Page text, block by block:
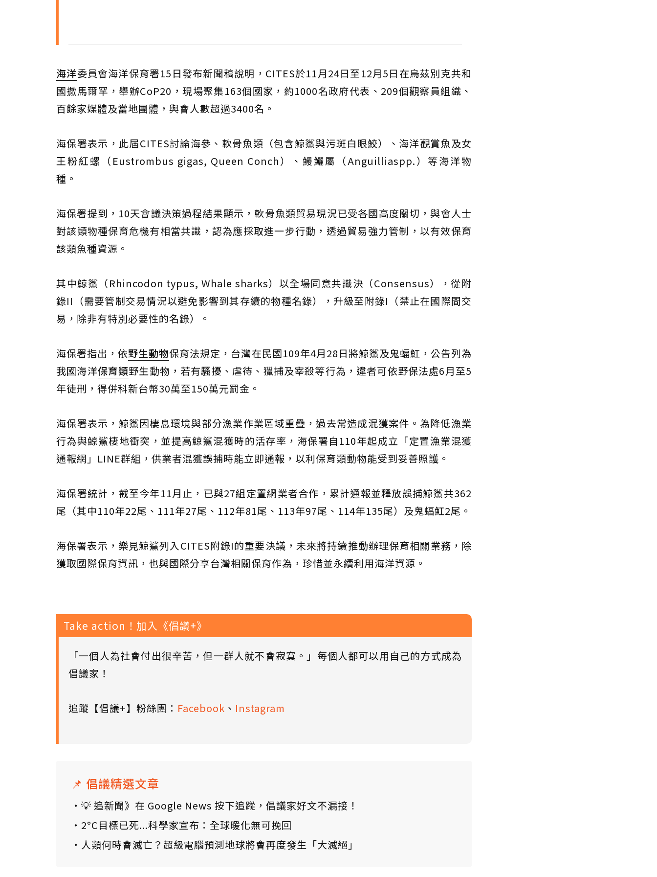
海洋委員會海洋保育署15日發布新聞稿說明，CITES於11月24日至12月5日在烏茲別克共和
國撒馬爾罕，舉辦CoP20，現場聚集163個國家，約1000名政府代表、209個觀察員組織、
百餘家媒體及當地團體，與會人數超過3400名。
海保署表示，此屆CITES討論海參、軟骨魚類（包含鯨鯊與污斑白眼鮫）、海洋觀賞魚及女
王粉紅螺（Eustrombus gigas, Queen Conch）、鰻鱺屬（Anguilliaspp.）等海洋物
種。
海保署提到，10天會議決策過程結果顯示，軟骨魚類貿易現況已受各國高度關切，與會人士
對該類物種保育危機有相當共識，認為應採取進一步行動，透過貿易強力管制，以有效保育
該類魚種資源。
其中鯨鯊（Rhincodon typus, Whale sharks）以全場同意共識決（Consensus），從附
錄II（需要管制交易情況以避免影響到其存續的物種名錄），升級至附錄I（禁止在國際間交
易，除非有特別必要性的名錄）。
海保署指出，依野生動物保育法規定，台灣在民國109年4月28日將鯨鯊及鬼蝠魟，公告列為
我國海洋保育類野生動物，若有騷擾、虐待、獵捕及宰殺等行為，違者可依野保法處6月至5
年徒刑，得併科新台幣30萬至150萬元罰金。
海保署表示，鯨鯊因棲息環境與部分漁業作業區域重疊，過去常造成混獲案件。為降低漁業
行為與鯨鯊棲地衝突，並提高鯨鯊混獲時的活存率，海保署自110年起成立「定置漁業混獲
通報網」LINE群組，供業者混獲誤捕時能立即通報，以利保育類動物能受到妥善照護。
海保署統計，截至今年11月止，已與27組定置網業者合作，累計通報並釋放誤捕鯨鯊共362
尾（其中110年22尾、111年27尾、112年81尾、113年97尾、114年135尾）及鬼蝠魟2尾。
海保署表示，樂見鯨鯊列入CITES附錄I的重要決議，未來將持續推動辦理保育相關業務，除
獲取國際保育資訊，也與國際分享台灣相關保育作為，珍惜並永續利用海洋資源。
Take action！加入《倡議+》
「一個人為社會付出很辛苦，但一群人就不會寂寞。」每個人都可以用自己的方式成為
倡議家！
追蹤【倡議+】粉絲團： Facebook 、 Instagram
📌 倡議精選文章
💡 追新聞》在 Google News 按下追蹤，倡議家好文不漏接！
2°C目標已死...科學家宣布：全球暖化無可挽回
人類何時會滅亡？超級電腦預測地球將會再度發生「大滅絕」